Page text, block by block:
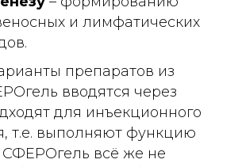
и лимфатических
препаратов из
вводятся через
для инъекционного
т.е. выполняют функцию
всё же не